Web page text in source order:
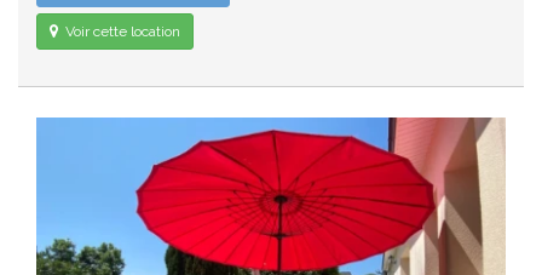
Voir cette location